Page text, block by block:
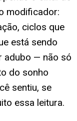
modificador:
ciclos que
está sendo
adubo — não só
do sonho
sentiu, se
essa leitura.